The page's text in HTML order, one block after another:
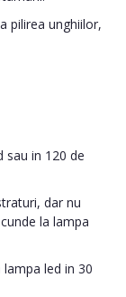
pilirea unghiilor,
sau in 120 de
dar nu
la lampa
led in 30